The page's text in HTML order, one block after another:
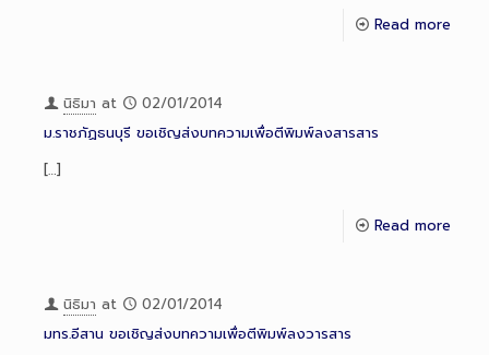
Read more
นิธิมา at
02/01/2014
ม.ราชภัฏธนบุรี ขอเชิญส่งบทความเพื่อตีพิมพ์ลงสารสาร
[…]
Read more
นิธิมา at
02/01/2014
มทร.อีสาน ขอเชิญส่งบทความเพื่อตีพิมพ์ลงวารสาร